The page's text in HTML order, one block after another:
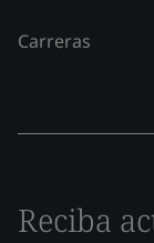
Carreras
Reciba